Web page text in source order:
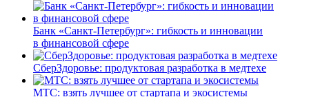
Банк «Санкт-Петербург»: гибкость и инновации
в финансовой сфере
СберЗдоровье: продуктовая разработка в медтехе
МТС: взять лучшее от стартапа и экосистемы